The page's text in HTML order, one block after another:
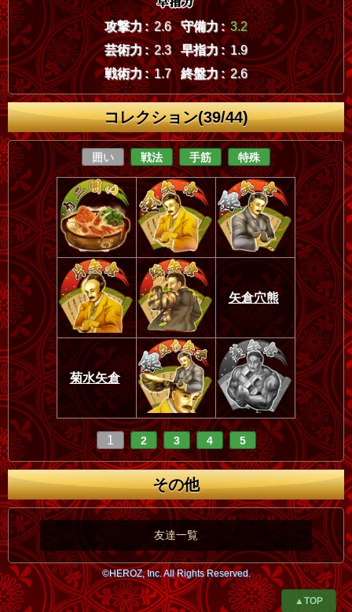
攻撃力 : 2.6 守備力 : 3.2
芸術力 : 2.3 早指力 : 1.9
戦術力 : 1.7 終盤力 : 2.6
コレクション(39/44)
囲い 戦法 手筋 特殊
矢倉穴熊
菊水矢倉
1 2 3 4 5
その他
友達一覧
©HEROZ, Inc. All Rights Reserved.
▲TOP